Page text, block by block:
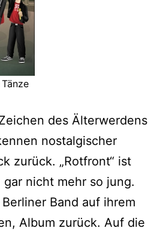
des Älterwerdens
nostalgischer
zurück. „Rotfront“ ist
nicht mehr so jung.
Band auf ihrem
Album zurück. Auf die